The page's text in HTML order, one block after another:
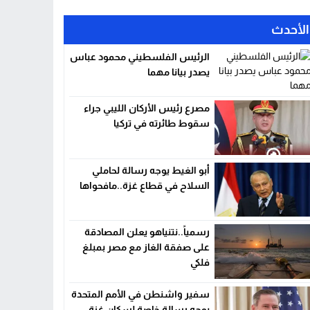
الأحدث
الرئيس الفلسطيني محمود عباس
يصدر بيانا مهما
مصرع رئيس الأركان الليبي جراء
سقوط طائرته في تركيا
أبو الغيط يوجه رسالة لحاملي
السلاح في قطاع غزة..مافحواها
رسمياً..نتنياهو يعلن المصادقة
على صفقة الغاز مع مصر بمبلغ
فلكي
سفير واشنطن في الأمم المتحدة